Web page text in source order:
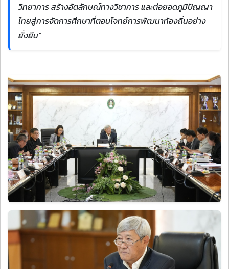
วิทยาการ สร้างอัตลักษณ์ทางวิชาการ และต่อยอดภูมิปัญญา
ไทยสู่การจัดการศึกษาที่ตอบโจทย์การพัฒนาท้องถิ่นอย่าง
ยั่งยืน"